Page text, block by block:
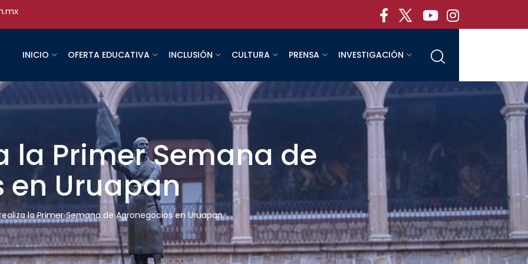
INICIO OFERTA EDUCATIVA INCLUSIÓN CULTURA PRENSA INVESTIGACIÓN
la Primer Semana de
Uruapan
realiza la Primer Semana de Agronegocios en Uruapan